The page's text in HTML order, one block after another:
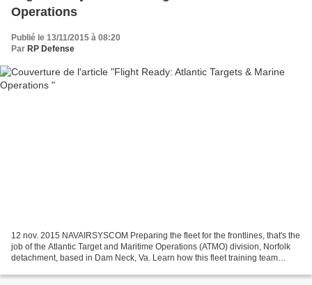
Operations
Publié le 13/11/2015 à 08:20
Par RP Defense
12 nov. 2015 NAVAIRSYSCOM Preparing the fleet for the frontlines, that's the
job of the Atlantic Target and Maritime Operations (ATMO) division, Norfolk
detachment, based in Dam Neck, Va. Learn how this fleet training team